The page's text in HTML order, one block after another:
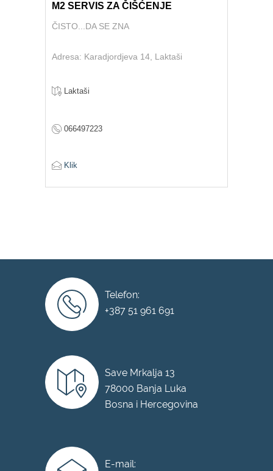
M2 SERVIS ZA ČIŠĆENJE
ČISTO...DA SE ZNA
Adresa: Karadjordjeva 14, Laktaši
Laktaši
066497223
Klik
Telefon:
+387 51 961 691
Save Mrkalja 13
78000 Banja Luka
Bosna i Hercegovina
E-mail: